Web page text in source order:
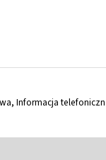
Informacja